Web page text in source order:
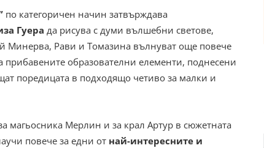
по категоричен начин затвърждава
Гуера да рисува с думи вълшебни светове,
Минерва, Рави и Томазина вълнуват още повече
прибавените образователни елементи, поднесени
поредицата в подходящо четиво за малки и
магьосника Мерлин и за крал Артур в сюжетната
повече за едни от най-интересните и